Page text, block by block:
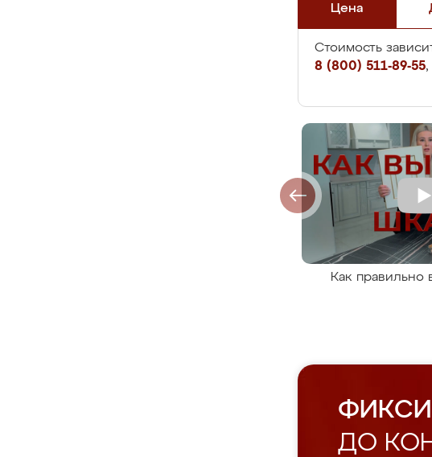
Цена
Стоимость
8 (800) 511-89-55,
Как правильно
ДО